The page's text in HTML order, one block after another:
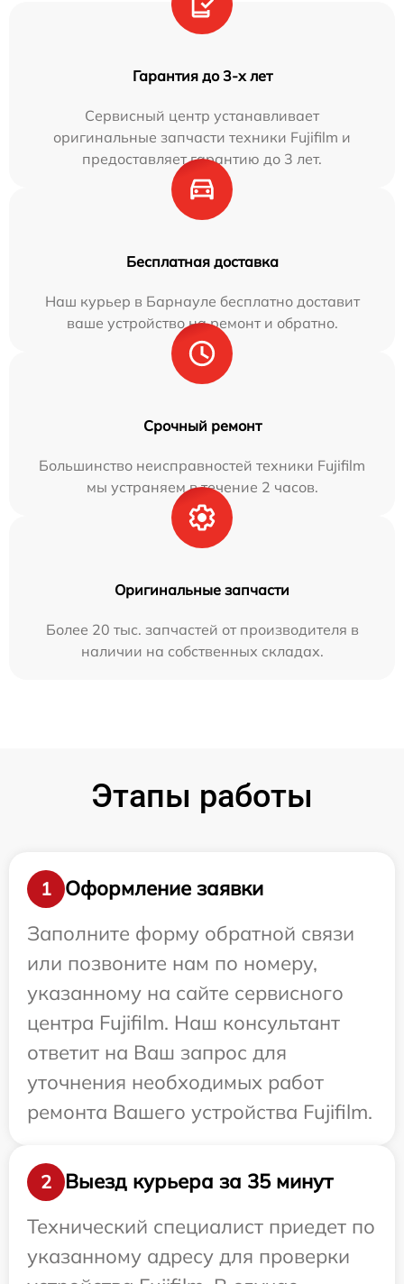
Гарантия до 3-х лет
Сервисный центр устанавливает
оригинальные запчасти техники Fujifilm и
предоставляет гарантию до 3 лет.
Бесплатная доставка
Наш курьер в Барнауле бесплатно доставит
ваше устройство на ремонт и обратно.
Срочный ремонт
Большинство неисправностей техники Fujifilm
мы устраняем в течение 2 часов.
Оригинальные запчасти
Более 20 тыс. запчастей от производителя в
наличии на собственных складах.
Этапы работы
1
Оформление заявки
Заполните форму обратной связи
или позвоните нам по номеру,
указанному на сайте сервисного
центра Fujifilm. Наш консультант
ответит на Ваш запрос для
уточнения необходимых работ
ремонта Вашего устройства Fujifilm.
2
Выезд курьера за 35 минут
Технический специалист приедет по
указанному адресу для проверки